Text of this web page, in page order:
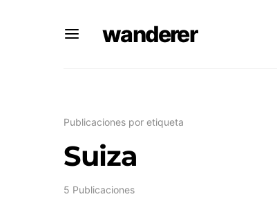
wanderer
Publicaciones por etiqueta
Suiza
5 Publicaciones